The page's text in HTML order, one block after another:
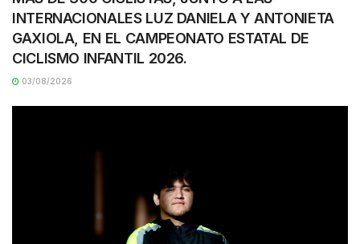
INTERNACIONALES LUZ DANIELA Y ANTONIETA
GAXIOLA, EN EL CAMPEONATO ESTATAL DE
CICLISMO INFANTIL 2026.
03/08/2026